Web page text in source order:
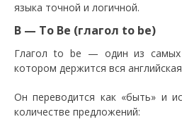
языка точной и логичной.
B — To Be (глагол to be)
Глагол to be — один из самых
котором держится вся
Он переводится как «быть» и
количестве предложений: